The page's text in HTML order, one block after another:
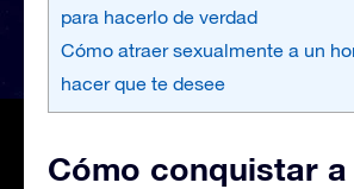
para hacerlo de verdad
Cómo atraer sexualmente a un
hacer que te desee
Cómo conquistar a